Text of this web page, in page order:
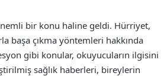
bir konu haline geldi. Hürriyet,
başa çıkma yöntemleri hakkında
gibi konular, okuyucuların ilgisini
sağlık haberleri, bireylerin